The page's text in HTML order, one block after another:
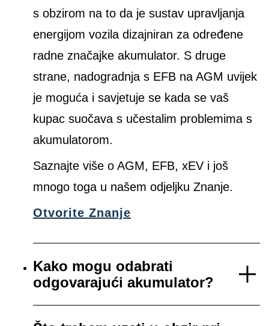
s obzirom na to da je sustav upravljanja
energijom vozila dizajniran za određene
radne značajke akumulator. S druge
strane, nadogradnja s EFB na AGM uvijek
je moguća i savjetuje se kada se vaš
kupac suočava s učestalim problemima s
akumulatorom.
Saznajte više o AGM, EFB, xEV i još
mnogo toga u našem odjeljku Znanje.
Otvorite Znanje
Kako mogu odabrati
odgovarajući akumulator?